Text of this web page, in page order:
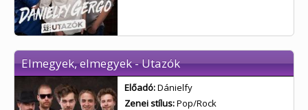
Elmegyek, elmegyek - Utazók
Előadó:Dánielfy
Zenei stílus:Pop/Rock